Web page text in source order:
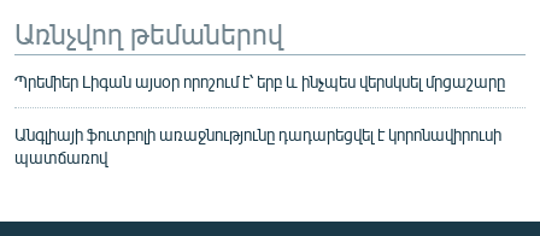
Առնչվող թեմաներով
Պրեմիեր Լիգան այսօր որոշում է՝ երբ և ինչպես վերսկսել մրցաշարը
Անգլիայի ֆուտբոլի առաջնությունը դադարեցվել է կորոնավիրուսի
պատճառով